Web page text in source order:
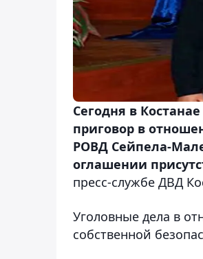
Сегодня в
приговор в
РОВД Сейпела-
оглашении
пресс-службе ДВД
Уголовные дела в
собственной